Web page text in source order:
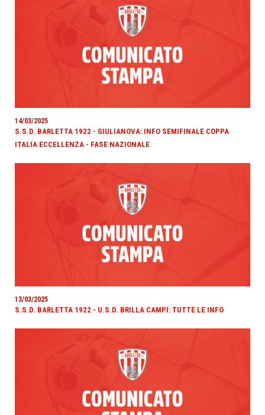
14/03/2025
S.S.D. BARLETTA 1922 - GIULIANOVA: INFO SEMIFINALE COPPA
ITALIA ECCELLENZA - FASE NAZIONALE
13/03/2025
S.S.D. BARLETTA 1922 - U.S.D. BRILLA CAMPI: TUTTE LE INFO